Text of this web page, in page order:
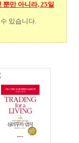
뿐만 아니라, 25일
있습니다.